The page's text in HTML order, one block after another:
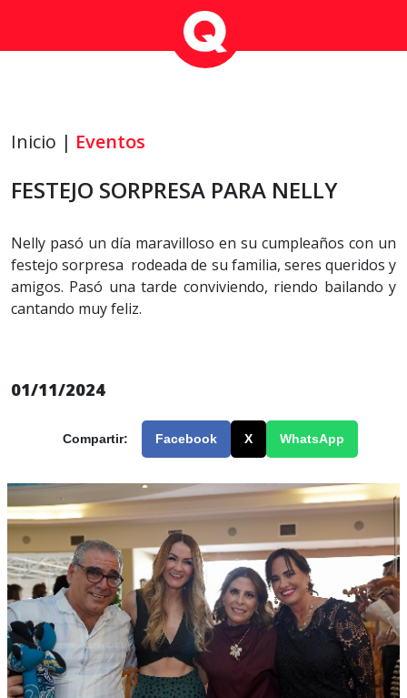
Inicio | Eventos
FESTEJO SORPRESA PARA NELLY
Nelly pasó un día maravilloso en su cumpleaños con un
festejo sorpresa rodeada de su familia, seres queridos y
amigos. Pasó una tarde conviviendo, riendo bailando y
cantando muy feliz.
01/11/2024
Compartir: Facebook X WhatsApp